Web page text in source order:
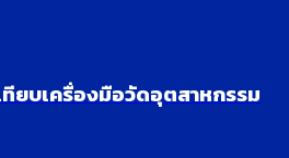
ยบเครื่องมือวัดอุตสาหกรรม